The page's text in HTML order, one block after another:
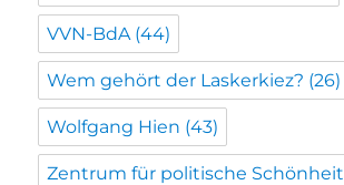
VVN-BdA (44)
Wem gehört der Laskerkiez? (26)
Wolfgang Hien (43)
Zentrum für politische Schönheit